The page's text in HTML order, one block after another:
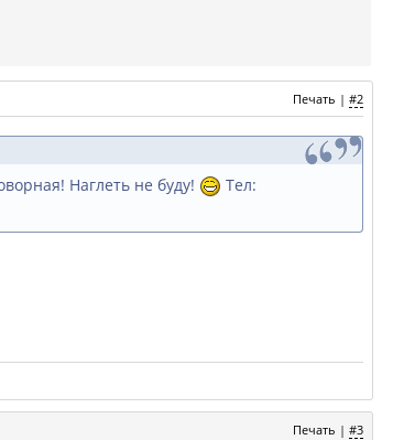
Печать | #2
Наглеть не буду!
Тел:
Печать | #3